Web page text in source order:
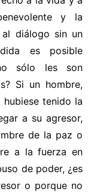
y la
diálogo sin un
es posible
sólo les son
Si un hombre,
tenido la
a su agresor,
de la paz o
a la fuerza en
de poder, ¿es
o porque no